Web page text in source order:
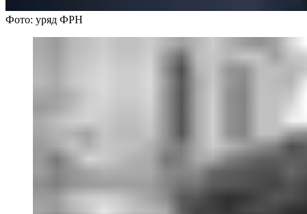
Фото: уряд ФРН